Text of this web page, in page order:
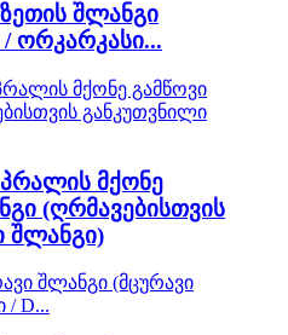
შლანგი
ორკარკასი...
მქონე
(ღრმავებისთვის
შლანგი)